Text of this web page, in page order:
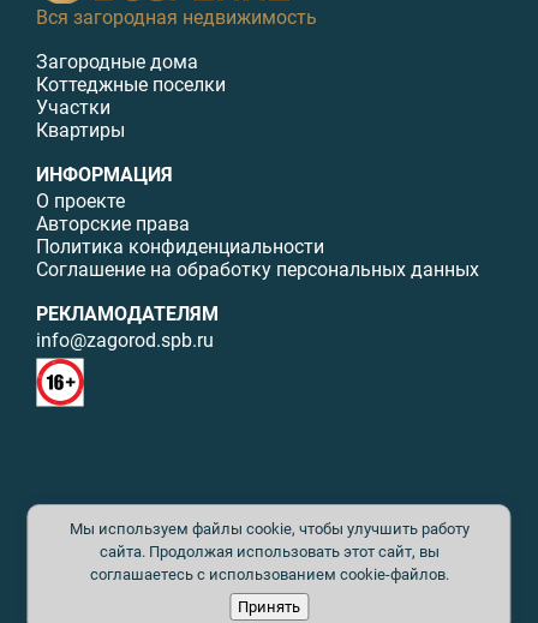
Вся загородная недвижимость
Загородные дома
Коттеджные поселки
Участки
Квартиры
ИНФОРМАЦИЯ
О проекте
Авторские права
Политика конфиденциальности
Соглашение на обработку персональных данных
РЕКЛАМОДАТЕЛЯМ
info@zagorod.spb.ru
© ИП Малыщева Б.Л. Все права защищены. Перепечатка материалов
данного сайта возможна только с письменного разрешения. При
цитировании ссылка на www.zagorod.spb.ru обязательна. Редакция не
несет ответственности за содержание рекламных материалов. Все
рекламируемые товары и услуги имеют необходимые сертификаты и
лицензии. Перепечатка любых материалов без письменного согласия
Мы используем файлы cookie, чтобы улучшить работу
сайта. Продолжая использовать этот сайт, вы
соглашаетесь с использованием cookie-файлов.
Принять